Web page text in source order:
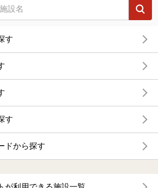
す
す
ドから探す